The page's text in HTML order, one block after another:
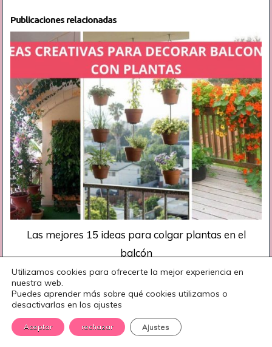
Publicaciones relacionadas
Las mejores 15 ideas para colgar plantas en el
balcón
Utilizamos cookies para ofrecerte la mejor experiencia en
nuestra web.
Puedes aprender más sobre qué cookies utilizamos o
desactivarlas en los ajustes
Aceptar rechazar Ajustes